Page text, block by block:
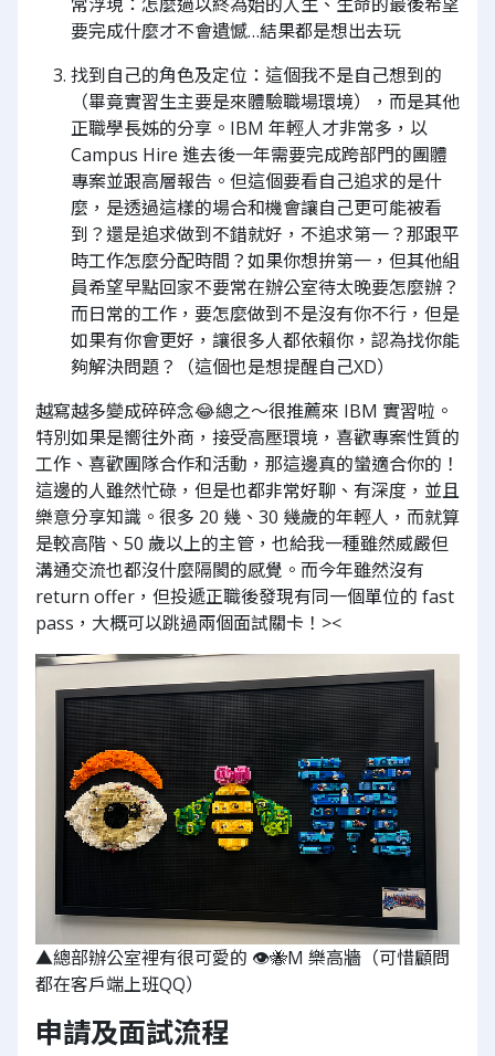
要完成什麼才不會遺憾…結果都是想出去玩
找到自己的角色及定位：這個我不是自己想到的
（畢竟實習生主要是來體驗職場環境），而是其他
正職學長姊的分享。IBM 年輕人才非常多，以
Campus Hire 進去後一年需要完成跨部門的團體
專案並跟高層報告。但這個要看自己追求的是什
麼，是透過這樣的場合和機會讓自己更可能被看
到？還是追求做到不錯就好，不追求第一？那跟平
時工作怎麼分配時間？如果你想拚第一，但其他組
員希望早點回家不要常在辦公室待太晚要怎麼辦？
而日常的工作，要怎麼做到不是沒有你不行，但是
如果有你會更好，讓很多人都依賴你，認為找你能
夠解決問題？（這個也是想提醒自己XD）
越寫越多變成碎碎念😂總之～很推薦來 IBM 實習啦。
特別如果是嚮往外商，接受高壓環境，喜歡專案性質的
工作、喜歡團隊合作和活動，那這邊真的蠻適合你的！
這邊的人雖然忙碌，但是也都非常好聊、有深度，並且
樂意分享知識。很多 20 幾、30 幾歲的年輕人，而就算
是較高階、50 歲以上的主管，也給我一種雖然威嚴但
溝通交流也都沒什麼隔閡的感覺。而今年雖然沒有
return offer，但投遞正職後發現有同一個單位的 fast
pass，大概可以跳過兩個面試關卡！><
▲總部辦公室裡有很可愛的 👁️🐝M 樂高牆（可惜顧問
都在客戶端上班QQ）
申請及面試流程